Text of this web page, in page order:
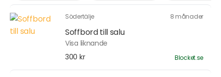
Södertälje 8 månader
Soffbord till salu
Visa liknande
300 kr
Blocket.se